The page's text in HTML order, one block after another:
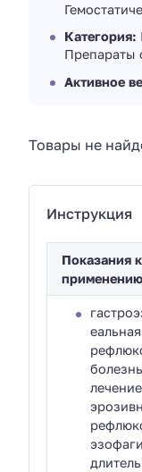
Категория:
Препараты
Активное
Товары не
Инструкция
Показания к
применению
еальная
лечение